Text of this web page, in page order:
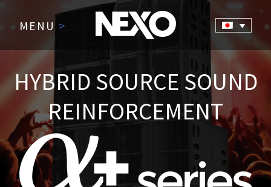
MENU >
HYBRID SOURCE SOUND
REINFORCEMENT